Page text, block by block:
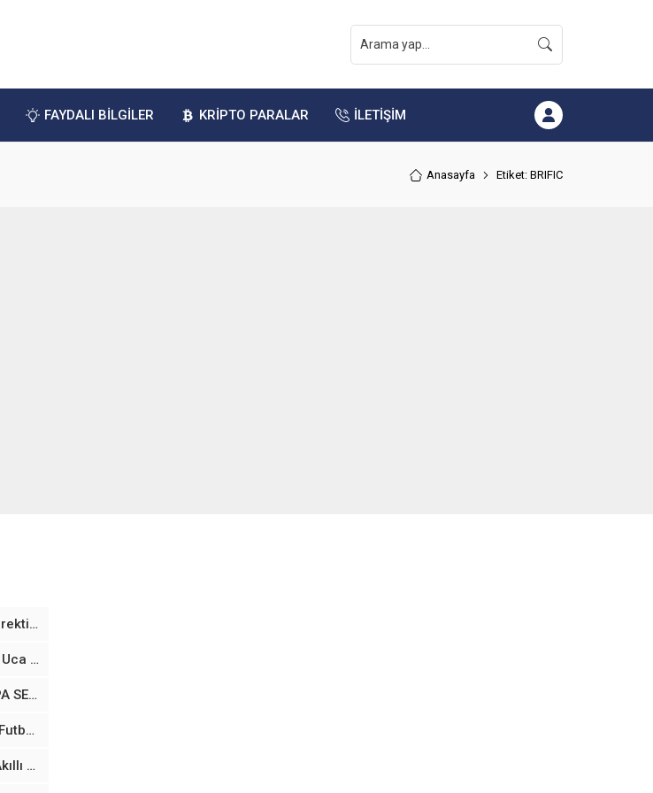
FAYDALI BİLGİLER KRİPTO PARALAR İLETİŞİM
Anasayfa Etiket: BRIFIC
fraud.com dan Uygulama Gerektirmeyen Yaş Doğrulama Teknolojisi
Huawei’den Şirketlere Uçtan Uca Yapay Zekâ Altyapısı
VODAFONE RED’LİLER AVRUPA SEYAHATLERİNDE TARİFELERİNİ TÜRKİYE’DEYMİŞ GİBİ KULLANABİLECEK
Google Gemini, Türkiye Millî Futbol Takımları’nın Resmi Sponsoru Oldu
Samsung, Enerji Tasarruflu Akıllı Cihazlar için Yeni Avrupa Birliği Davranış Kurallarını Benimsedi